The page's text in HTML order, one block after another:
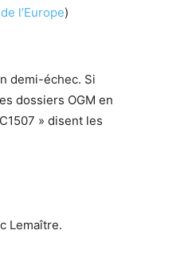
l’Europe)
demi-échec. Si
dossiers OGM en
» disent les
Lemaître.